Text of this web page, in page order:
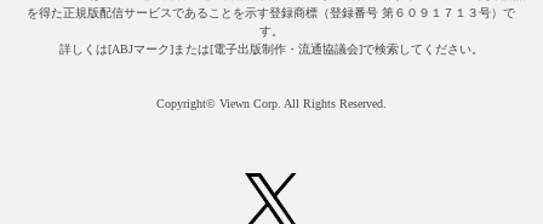
を得た正規版配信サービスであることを示す登録商標（登録番号 第６０９１７１３号）で
す。
詳しくは[ABJマーク]または[電子出版制作・流通協議会]で検索してください。
Copyright© Viewn Corp. All Rights Reserved.